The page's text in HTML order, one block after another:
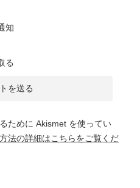
知
る
ために Akismet を使ってい
法の詳細はこちらをご覧くだ